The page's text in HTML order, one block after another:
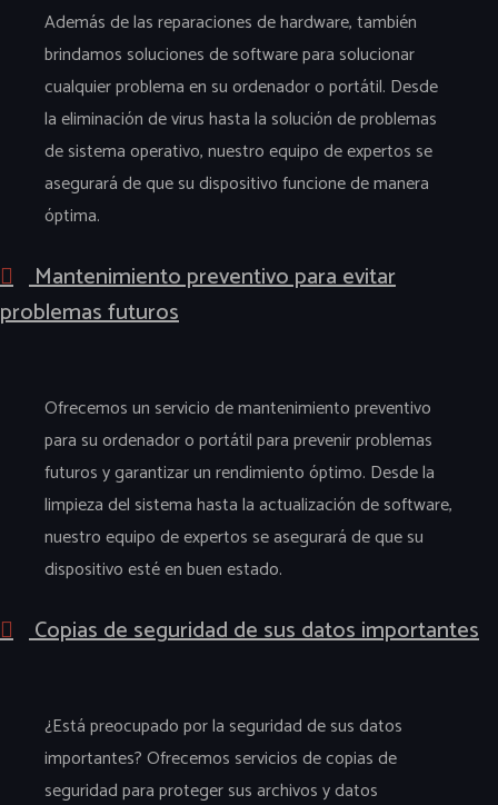
Además de las reparaciones de hardware, también
brindamos soluciones de software para solucionar
cualquier problema en su ordenador o portátil. Desde
la eliminación de virus hasta la solución de problemas
de sistema operativo, nuestro equipo de expertos se
asegurará de que su dispositivo funcione de manera
óptima.
Mantenimiento preventivo para evitar
problemas futuros
Ofrecemos un servicio de mantenimiento preventivo
para su ordenador o portátil para prevenir problemas
futuros y garantizar un rendimiento óptimo. Desde la
limpieza del sistema hasta la actualización de software,
nuestro equipo de expertos se asegurará de que su
dispositivo esté en buen estado.
Copias de seguridad de sus datos importantes
¿Está preocupado por la seguridad de sus datos
importantes? Ofrecemos servicios de copias de
seguridad para proteger sus archivos y datos